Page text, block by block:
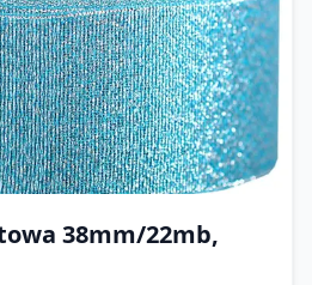
38mm/22mb,